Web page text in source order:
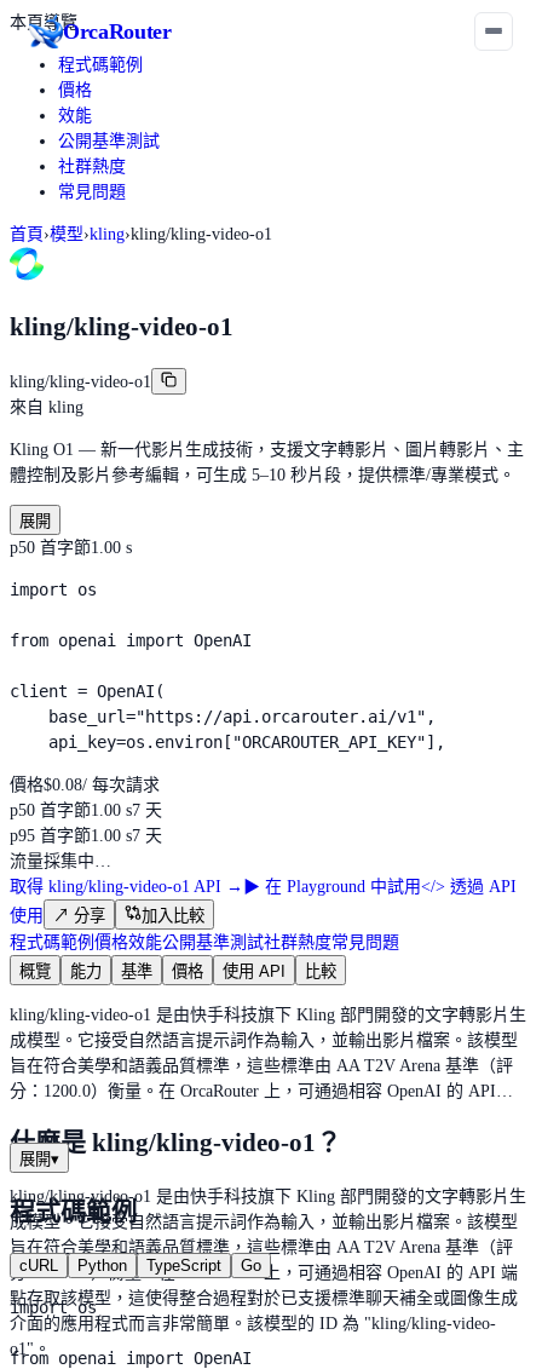
OrcaRouter
本頁導覽
程式碼範例
價格
效能
公開基準測試
社群熱度
常見問題
首頁 ›模型›kling›kling/kling-video-o1
kling/kling-video-o1
kling/kling-video-o1
來自 kling
Kling O1 — 新一代影片生成技術，支援文字轉影片、圖片轉影片、主
體控制及影片參考編輯，可生成 5–10 秒片段，提供標準/專業模式。
展開
p50 首字節1.00 s
import os
from openai import OpenAI
client = OpenAI(
    base_url="https://api.orcarouter.ai/v1",
    api_key=os.environ["ORCAROUTER_API_KEY"],
價格$0.08/ 每次請求
p50 首字節1.00 s7 天
p95 首字節1.00 s7 天
流量採集中…
取得 kling/kling-video-o1 API → ▶ 在 Playground 中試用</> 透過 API
使用
↗ 分享
加入比較
程式碼範例 價格效能公開基準測試社群熱度常見問題
概覽
能力 基準 價格 使用 API 比較
kling/kling-video-o1 是由快手科技旗下 Kling 部門開發的文字轉影片生
成模型。它接受自然語言提示詞作為輸入，並輸出影片檔案。該模型
旨在符合美學和語義品質標準，這些標準由 AA T2V Arena 基準（評
分：1200.0）衡量。在 OrcaRouter 上，可通過相容 OpenAI 的 API…
什麼是 kling/kling-video-o1？
kling/kling-video-o1 是由快手科技旗下 Kling 部門開發的文字轉影片生
成模型。它接受自然語言提示詞作為輸入，並輸出影片檔案。該模型
旨在符合美學和語義品質標準，這些標準由 AA T2V Arena 基準（評
分：1200.0）衡量。在 OrcaRouter 上，可通過相容 OpenAI 的 API 端
點存取該模型，這使得整合過程對於已支援標準聊天補全或圖像生成
介面的應用程式而言非常簡單。該模型的 ID 為 "kling/kling-video-
o1"。
展開▾
程式碼範例
cURL Python TypeScript Go
import os
from openai import OpenAI